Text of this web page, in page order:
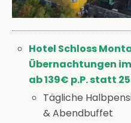
Hotel Schloss
Übernachtungen
ab 139€ p.P. statt
Tägliche
& Abendbuffet